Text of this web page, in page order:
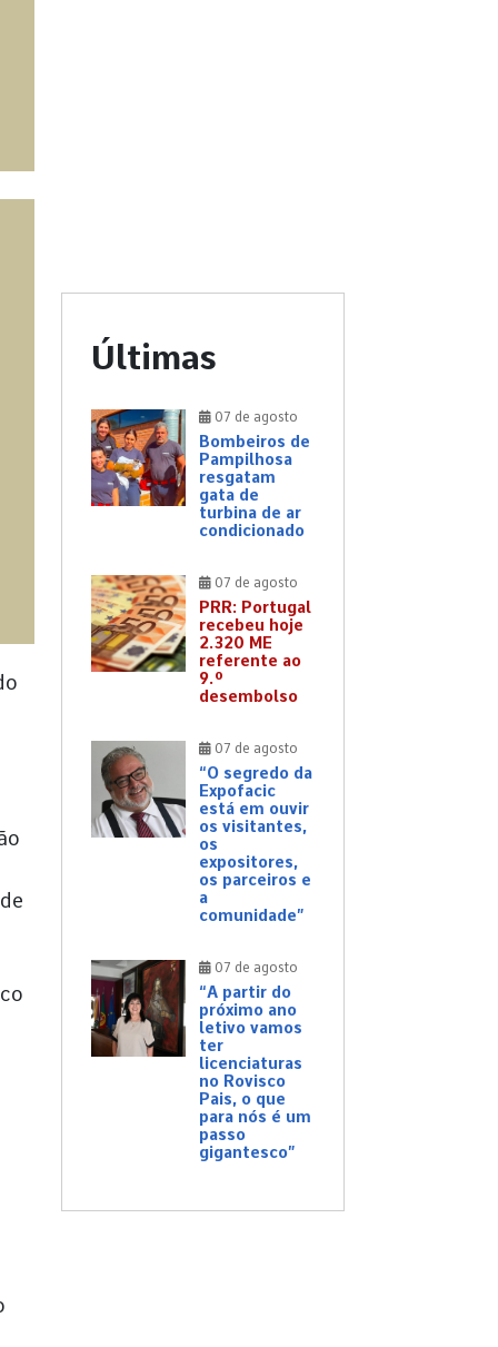
Últimas
07 de agosto
Bombeiros de
Pampilhosa
resgatam
gata de
turbina de ar
condicionado
07 de agosto
PRR: Portugal
recebeu hoje
2.320 ME
referente ao
9.º
desembolso
07 de agosto
“O segredo da
Expofacic
está em ouvir
os visitantes,
os
expositores,
os parceiros e
a
comunidade”
07 de agosto
“A partir do
próximo ano
letivo vamos
ter
licenciaturas
no Rovisco
Pais, o que
para nós é um
passo
gigantesco”